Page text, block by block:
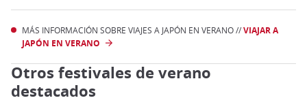
MÁS INFORMACIÓN SOBRE VIAJES A JAPÓN EN VERANO //VIAJAR A
JAPÓN EN VERANO
Otros festivales de verano
destacados